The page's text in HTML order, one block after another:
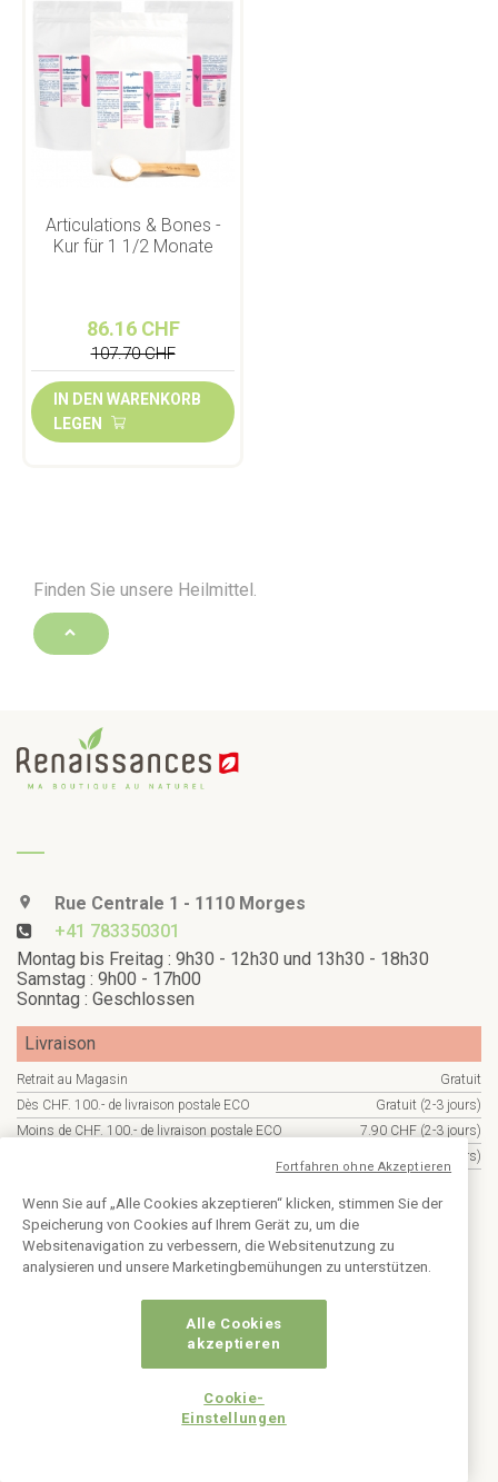
Articulations & Bones -
Kur für 1 1/2 Monate
86.16 CHF
107.70 CHF
IN DEN WARENKORB
LEGEN
Finden Sie unsere Heilmittel.
Rue Centrale 1 - 1110 Morges
+41 783350301
Montag bis Freitag : 9h30 - 12h30 und 13h30 - 18h30
Samstag : 9h00 - 17h00
Sonntag : Geschlossen
Livraison
Retrait au Magasin
Gratuit
Dès CHF. 100.- de livraison postale ECO
Gratuit (2-3 jours)
Moins de CHF. 100.- de livraison postale ECO
7.90 CHF (2-3 jours)
14.90.- CHF (1-2 jours)
Informationen
Abonnieren Sie den Newsletter
Wenn Sie auf „Alle Cookies akzeptieren“ klicken, stimmen Sie der
Speicherung von Cookies auf Ihrem Gerät zu, um die
Websitenavigation zu verbessern, die Websitenutzung zu
analysieren und unsere Marketingbemühungen zu unterstützen.
Alle Cookies
akzeptieren
Cookie-
Einstellungen
Fortfahren ohne Akzeptieren